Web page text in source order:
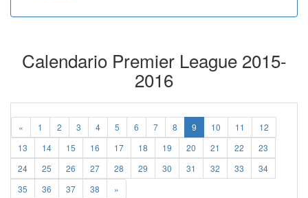
Calendario Premier League 2015-
2016
« 1 2 3 4 5 6 7 8 9 10 11
12
13
14 15 16 17 18 19 20 21 22
23
24
25 26 27 28 29 30 31 32 33
34
35
36 37 38 »